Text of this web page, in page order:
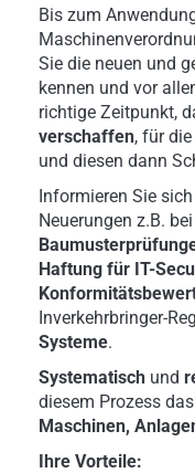
Bis zum
Sie die neuen und
kennen und vor
richtige Zeitpunkt,
verschaffen, für
und diesen dann
Informieren Sie
Neuerungen z.B. bei
Haftung für IT-
Inverkehrbringer-
Systeme.
Systematisch und
diesem Prozess das
Maschinen,
Ihre Vorteile: